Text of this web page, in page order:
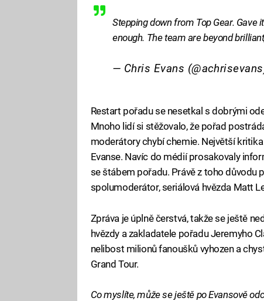
Stepping down from Top Gear.
enough. The team are beyond
— Chris Evans
Restart pořadu se nesetkal s dobrými
Mnoho lidí si stěžovalo, že pořad
moderátory chybí chemie. Největší
Evanse. Navíc do médií prosakovaly
se štábem pořadu. Právě z toho důvodu
spolumoderátor, seriálová hvězda Matt
Zpráva je úplně čerstvá, takže se ještě
hvězdy a zakladatele pořadu Jeremyho
nelibost milionů fanoušků vyhozen a
Grand Tour.
Co myslíte, může se ještě po Evansově